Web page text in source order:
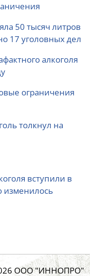
50 тысяч литров
17 уголовных дел
алкоголя
ограничения
толкнул на
вступили в
изменилось
ООО "ИННОПРО"